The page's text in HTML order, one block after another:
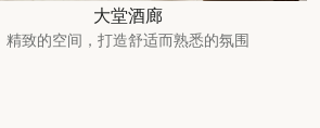
大堂酒廊
精致的空间，打造舒适而熟悉的氛围